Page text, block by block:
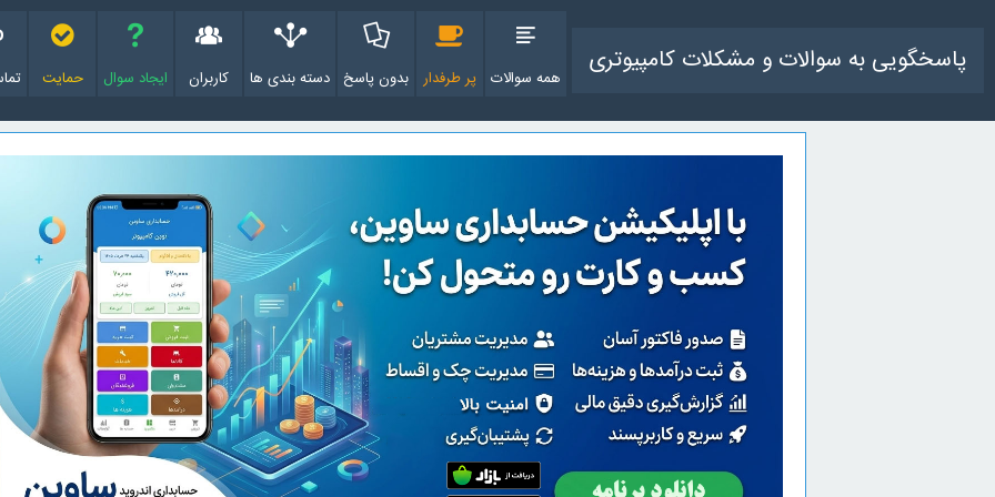
پاسخگویی به سوالات و مشکلات کامپیوتری همه سوالات پر طرفدار بدون پاسخ دسته بندی ها کاربران ایجاد سوال حمایت